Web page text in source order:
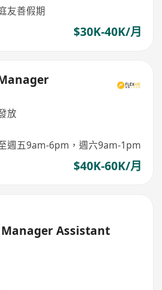
友善假期
$30K-40K/月
放
週五9am-6pm，週六9am-1pm
$40K-60K/月
Assistant